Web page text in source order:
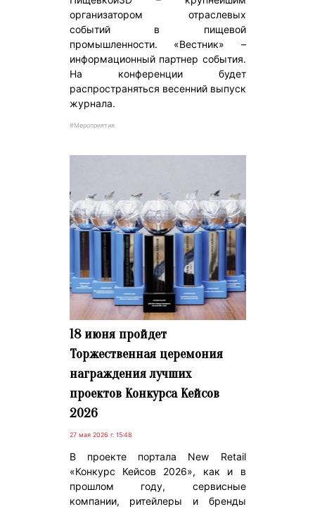
организатором отраслевых
событий в пищевой
промышленности. «Вестник» –
информационный партнер события.
На конференции будет
распространяться весенний выпуск
журнала.
#Мероприятия
18 июня пройдет
Торжественная церемония
награждения лучших
проектов Конкурса Кейсов
2026
27 мая 2026 г. 15:48
В проекте портала New Retail
«Конкурс Кейсов 2026», как и в
прошлом году, сервисные
компании, ритейлеры и бренды